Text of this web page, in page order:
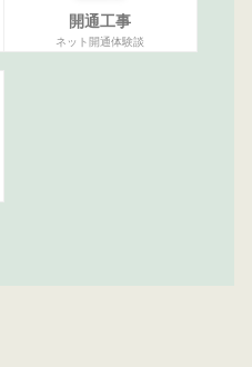
開通工事
ネット開通体験談